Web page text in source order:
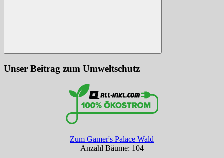
Suchen
Unser Beitrag zum Umweltschutz
Zum Gamer's Palace Wald
Anzahl Bäume: 104